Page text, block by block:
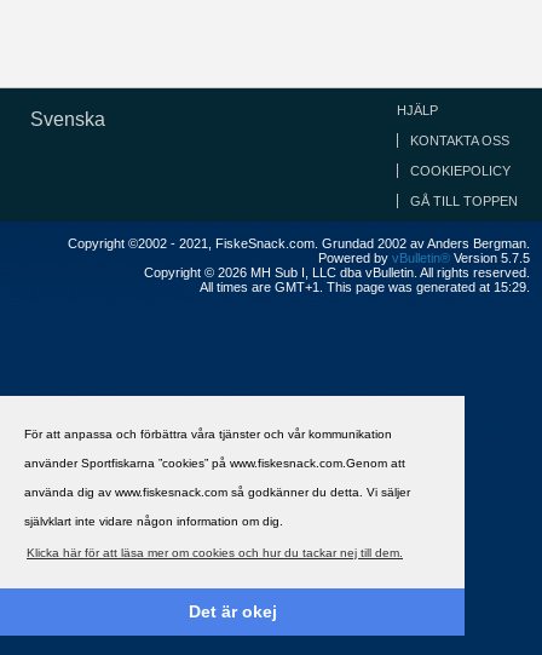
För att anpassa och förbättra våra tjänster och vår kommunikation
använder Sportfiskarna ”cookies” på www.fiskesnack.com.Genom att
använda dig av www.fiskesnack.com så godkänner du detta. Vi säljer
självklart inte vidare någon information om dig.
Klicka här för att läsa mer om cookies och hur du tackar nej till dem.
Det är okej
Svenska HJÄLP
KONTAKTA OSS
COOKIEPOLICY
GÅ TILL TOPPEN
Copyright ©2002 - 2021, FiskeSnack.com. Grundad 2002 av Anders Bergman.
Powered by vBulletin® Version 5.7.5
Copyright © 2026 MH Sub I, LLC dba vBulletin. All rights reserved.
All times are GMT+1. This page was generated at 15:29.